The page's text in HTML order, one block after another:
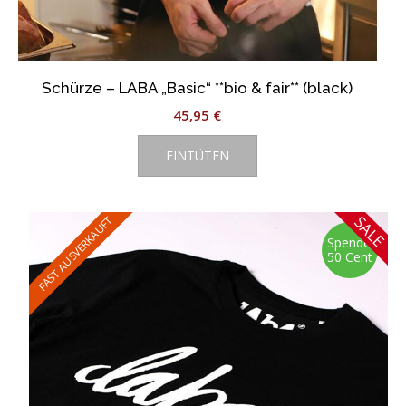
Schürze – LABA „Basic“ **bio & fair** (black)
45,95 €
EINTÜTEN
Spende:
50 Cent
FAST AUSVERKAUFT SALE